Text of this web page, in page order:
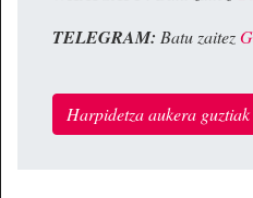
TELEGRAM: Batu zaitez
Harpidetza aukera guztiak